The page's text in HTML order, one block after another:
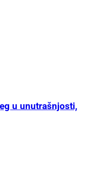
u unutrašnjosti,